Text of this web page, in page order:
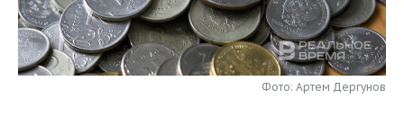
ОПК
ЭНЕРГЕТИКА
ТРАНСПОРТ
УСЛУГИ
IT
МЕДИА
НОВОСТИ МЕРОПРИЯТИЙ
ВЫЕЗДНАЯ РЕДАКЦИЯ
СПОРТ
НОВОСТИ СПОРТА
ОБЩЕСТВО
Фото: Артем Дергунов